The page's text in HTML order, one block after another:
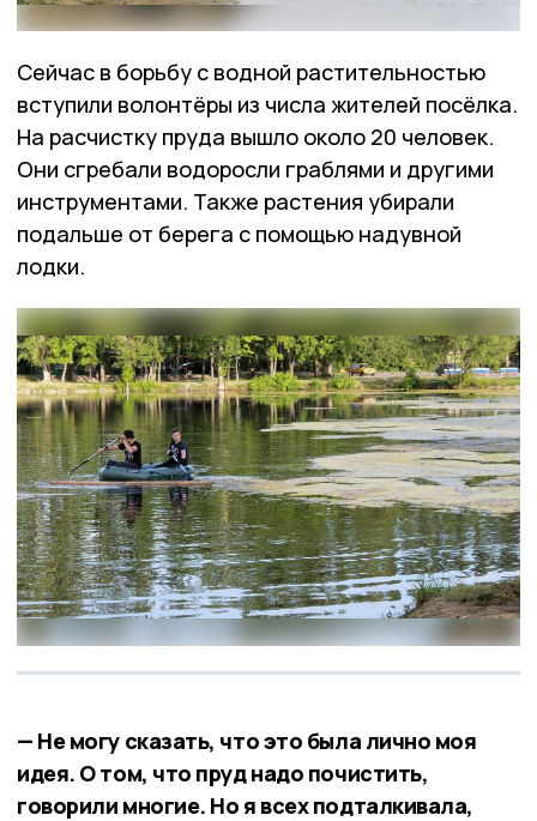
Сейчас в борьбу с водной растительностью
вступили волонтёры из числа жителей посёлка.
На расчистку пруда вышло около 20 человек.
Они сгребали водоросли граблями и другими
инструментами. Также растения убирали
подальше от берега с помощью надувной
лодки.
— Не могу сказать, что это была лично моя
идея. О том, что пруд надо почистить,
говорили многие. Но я всех подталкивала,